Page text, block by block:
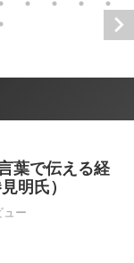
葉で伝える経
明氏）
ュー